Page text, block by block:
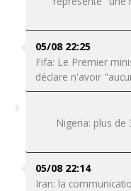
05/08 22:25
Fifa: Le Premier
déclare n'avoir
Nigeria: plus de
05/08 22:14
Iran: la